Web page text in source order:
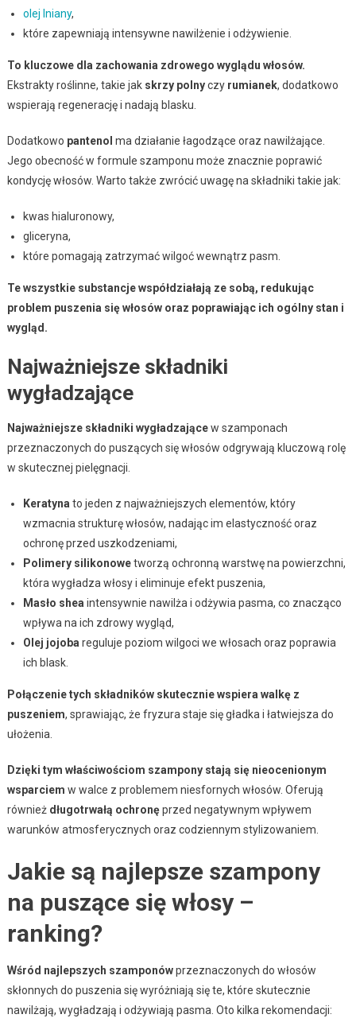
olej lniany,
które zapewniają intensywne nawilżenie i odżywienie.
To kluczowe dla zachowania zdrowego wyglądu włosów.
Ekstrakty roślinne, takie jak skrzy polnyczy rumianek, dodatkowo
wspierają regenerację i nadają blasku.
Dodatkowo pantenol ma działanie łagodzące oraz nawilżające.
Jego obecność w formule szamponu może znacznie poprawić
kondycję włosów. Warto także zwrócić uwagę na składniki takie jak:
kwas hialuronowy,
gliceryna,
które pomagają zatrzymać wilgoć wewnątrz pasm.
Te wszystkie substancje współdziałają ze sobą, redukując
problem puszenia się włosów oraz poprawiając ich ogólny stan i
wygląd.
Najważniejsze składniki
wygładzające
Najważniejsze składniki wygładzającew szamponach
przeznaczonych do puszących się włosów odgrywają kluczową rolę
w skutecznej pielęgnacji.
Keratyna to jeden z najważniejszych elementów, który
wzmacnia strukturę włosów, nadając im elastyczność oraz
ochronę przed uszkodzeniami,
Polimery silikonowetworzą ochronną warstwę na powierzchni,
która wygładza włosy i eliminuje efekt puszenia,
Masło shea intensywnie nawilża i odżywia pasma, co znacząco
wpływa na ich zdrowy wygląd,
Olej jojoba reguluje poziom wilgoci we włosach oraz poprawia
ich blask.
Połączenie tych składników skutecznie wspiera walkę z
puszeniem, sprawiając, że fryzura staje się gładka i łatwiejsza do
ułożenia.
Dzięki tym właściwościom szampony stają się nieocenionym
wsparciem w walce z problemem niesfornych włosów. Oferują
również długotrwałą ochronęprzed negatywnym wpływem
warunków atmosferycznych oraz codziennym stylizowaniem.
Jakie są najlepsze szampony
na puszące się włosy –
ranking?
Wśród najlepszych szamponówprzeznaczonych do włosów
skłonnych do puszenia się wyróżniają się te, które skutecznie
nawilżają, wygładzają i odżywiają pasma. Oto kilka rekomendacji: